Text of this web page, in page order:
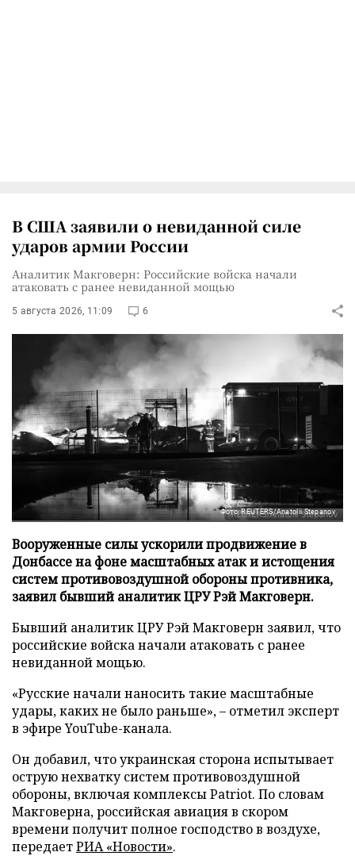
В США заявили о невиданной силе
ударов армии России
Аналитик Макговерн: Российские войска начали
атаковать с ранее невиданной мощью
5 августа 2026, 11:09 6
Фото: REUTERS/Anatolii Stepanov
Вооруженные силы ускорили продвижение в
Донбассе на фоне масштабных атак и истощения
систем противовоздушной обороны противника,
заявил бывший аналитик ЦРУ Рэй Макговерн.
Бывший аналитик ЦРУ Рэй Макговерн заявил, что
российские войска начали атаковать с ранее
невиданной мощью.
«Русские начали наносить такие масштабные
удары, каких не было раньше», – отметил эксперт
в эфире YouTube-канала.
Он добавил, что украинская сторона испытывает
острую нехватку систем противовоздушной
обороны, включая комплексы Patriot. По словам
Макговерна, российская авиация в скором
времени получит полное господство в воздухе,
передаетРИА «Новости».